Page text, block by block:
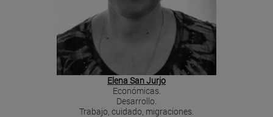
Elena San Jurjo
Económicas.
Desarrollo.
Trabajo, cuidado, migraciones.